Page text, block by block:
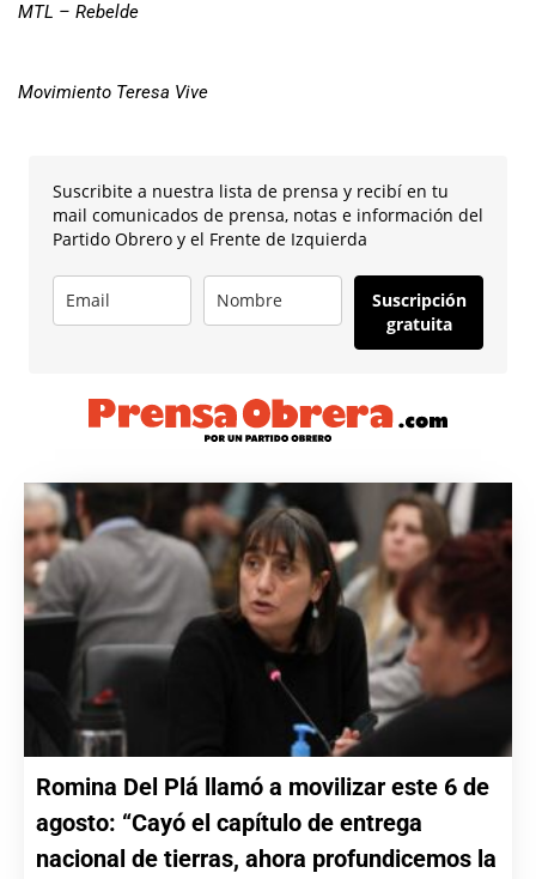
MTL – Rebelde
Movimiento Teresa Vive
Suscribite a nuestra lista de prensa y recibí en tu
mail comunicados de prensa, notas e información del
Partido Obrero y el Frente de Izquierda
Suscripción
gratuita
Romina Del Plá llamó a movilizar este 6 de
agosto: “Cayó el capítulo de entrega
nacional de tierras, ahora profundicemos la